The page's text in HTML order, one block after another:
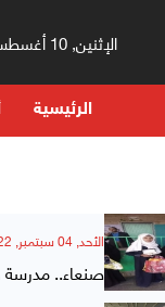
الإثنين, 10 أغسطس, 2026 06:28 صباحاً
الرئيسية
الأحد, 04 سبتمبر, 2022
صنعاء.. مدرسة